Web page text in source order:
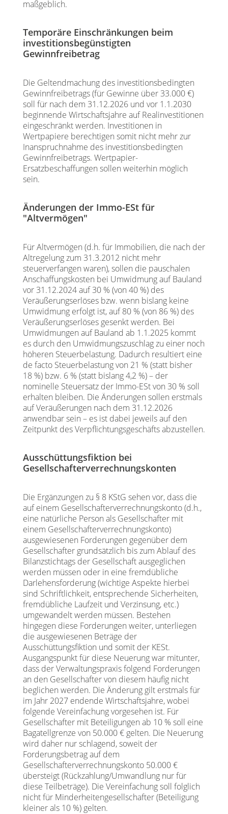
maßgeblich.
Temporäre Einschränkungen beim
investitionsbegünstigten
Gewinnfreibetrag
Die Geltendmachung des investitionsbedingten
Gewinnfreibetrags (für Gewinne über 33.000 €)
soll für nach dem 31.12.2026 und vor 1.1.2030
beginnende Wirtschaftsjahre auf Realinvestitionen
eingeschränkt werden. Investitionen in
Wertpapiere berechtigen somit nicht mehr zur
Inanspruchnahme des investitionsbedingten
Gewinnfreibetrags. Wertpapier-
Ersatzbeschaffungen sollen weiterhin möglich
sein.
Änderungen der Immo-ESt für
"Altvermögen"
Für Altvermögen (d.h. für Immobilien, die nach der
Altregelung zum 31.3.2012 nicht mehr
steuerverfangen waren), sollen die pauschalen
Anschaffungskosten bei Umwidmung auf Bauland
vor 31.12.2024 auf 30 % (von 40 %) des
Veräußerungserlöses bzw. wenn bislang keine
Umwidmung erfolgt ist, auf 80 % (von 86 %) des
Veräußerungserlöses gesenkt werden. Bei
Umwidmungen auf Bauland ab 1.1.2025 kommt
es durch den Umwidmungszuschlag zu einer noch
höheren Steuerbelastung. Dadurch resultiert eine
de facto Steuerbelastung von 21 % (statt bisher
18 %) bzw. 6 % (statt bislang 4,2 %) – der
nominelle Steuersatz der Immo-ESt von 30 % soll
erhalten bleiben. Die Änderungen sollen erstmals
auf Veräußerungen nach dem 31.12.2026
anwendbar sein – es ist dabei jeweils auf den
Zeitpunkt des Verpflichtungsgeschäfts abzustellen.
Ausschüttungsfiktion bei
Gesellschafterverrechnungskonten
Die Ergänzungen zu § 8 KStG sehen vor, dass die
auf einem Gesellschafterverrechnungskonto (d.h.,
eine natürliche Person als Gesellschafter mit
einem Gesellschafterverrechnungskonto)
ausgewiesenen Forderungen gegenüber dem
Gesellschafter grundsätzlich bis zum Ablauf des
Bilanzstichtags der Gesellschaft ausgeglichen
werden müssen oder in eine fremdübliche
Darlehensforderung (wichtige Aspekte hierbei
sind Schriftlichkeit, entsprechende Sicherheiten,
fremdübliche Laufzeit und Verzinsung, etc.)
umgewandelt werden müssen. Bestehen
hingegen diese Forderungen weiter, unterliegen
die ausgewiesenen Beträge der
Ausschüttungsfiktion und somit der KESt.
Ausgangspunkt für diese Neuerung war mitunter,
dass der Verwaltungspraxis folgend Forderungen
an den Gesellschafter von diesem häufig nicht
beglichen werden. Die Änderung gilt erstmals für
im Jahr 2027 endende Wirtschaftsjahre, wobei
folgende Vereinfachung vorgesehen ist. Für
Gesellschafter mit Beteiligungen ab 10 % soll eine
Bagatellgrenze von 50.000 € gelten. Die Neuerung
wird daher nur schlagend, soweit der
Forderungsbetrag auf dem
Gesellschafterverrechnungskonto 50.000 €
übersteigt (Rückzahlung/Umwandlung nur für
diese Teilbeträge). Die Vereinfachung soll folglich
nicht für Minderheitengesellschafter (Beteiligung
kleiner als 10 %) gelten.